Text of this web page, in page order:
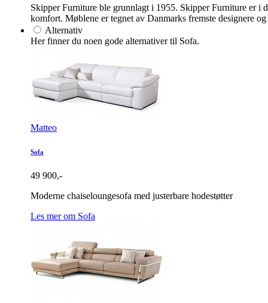
Skipper Furniture ble grunnlagt i 1955. Skipper Furniture er i
komfort. Møblene er tegnet av Danmarks fremste designere
Alternativ
Her finner du noen gode alternativer til Sofa.
Matteo
Sofa
49 900,-
Moderne chaiseloungesofa med justerbare hodestøtter
Les mer om Sofa